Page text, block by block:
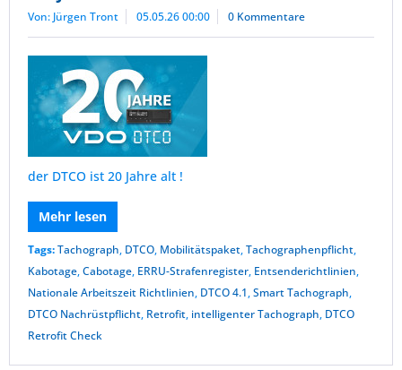
Von: Jürgen Tront 05.05.26 00:00 0 Kommentare
der DTCO ist 20 Jahre alt !
Mehr lesen
Tags:Tachograph, DTCO, Mobilitätspaket,Tachographenpflicht,
Kabotage,Cabotage, ERRU-Strafenregister, Entsenderichtlinien,
Nationale Arbeitszeit Richtlinien, DTCO 4.1,Smart Tachograph,
DTCO Nachrüstpflicht, Retrofit, intelligenter Tachograph, DTCO
Retrofit Check